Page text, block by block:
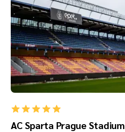
AC Sparta Prague Stadium